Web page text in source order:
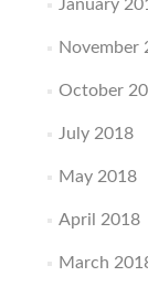
January
November
October
July 2018
May 2018
April 2018
March